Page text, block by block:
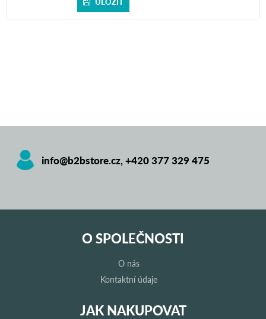
info@b2bstore.cz, +420 377 329 475
O SPOLEČNOSTI
O nás
Kontaktní údaje
JAK NAKUPOVAT